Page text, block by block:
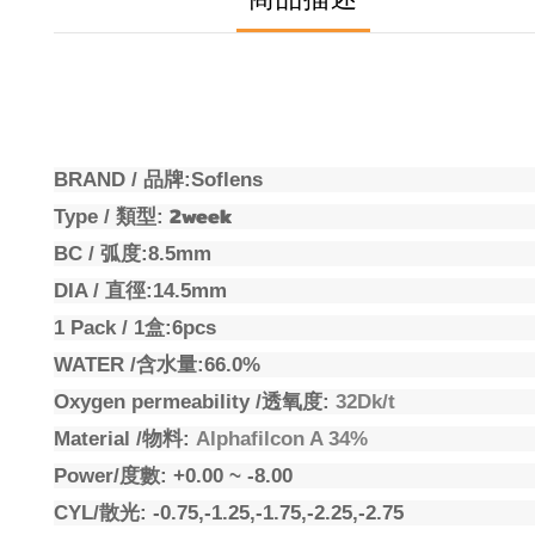
BRAND / 品牌:Soflens
Type / 類型: 2week
BC / 弧度:8.5mm
DIA / 直徑:14.5mm
1 Pack / 1盒:6pcs
WATER /含水量:66.0%
Oxygen permeability /透氧度: 32Dk/t
Material /物料: Alphafilcon A 34%
Power/度數: +0.00 ~ -8.00
CYL/散光: -0.75,-1.25,-1.75,-2.25,-2.75